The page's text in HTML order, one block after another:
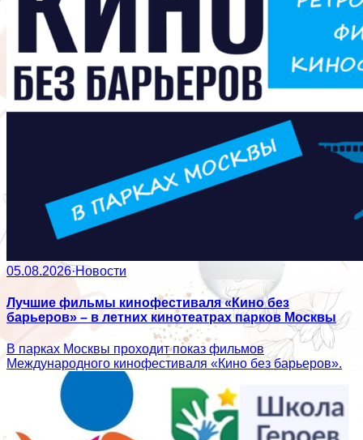
05.08.2026·Новости
Лучшие фильмы кинофестиваля «Кино без
барьеров» – в летних кинотеатрах парков Москвы
В парках Москвы проходит показ фильмов
Международного кинофестиваля «Кино без барьеров».